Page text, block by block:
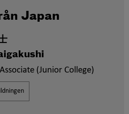
Japan
(Junior College)